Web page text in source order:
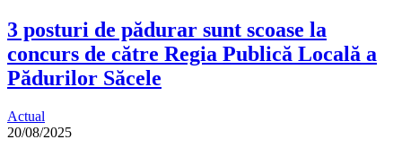
3 posturi de pădurar sunt scoase la
concurs de către Regia Publică Locală a
Pădurilor Săcele
Actual
20/08/2025